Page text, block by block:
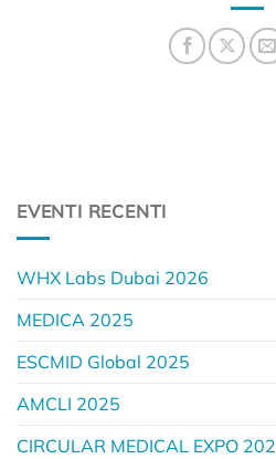
EVENTI RECENTI
WHX Labs Dubai 2026
MEDICA 2025
ESCMID Global 2025
AMCLI 2025
CIRCULAR MEDICAL EXPO